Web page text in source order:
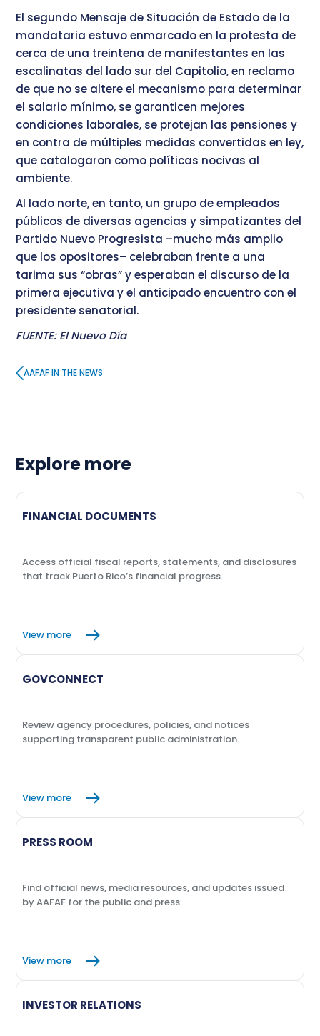
El segundo Mensaje de Situación de Estado de la
mandataria estuvo enmarcado en la protesta de
cerca de una treintena de manifestantes en las
escalinatas del lado sur del Capitolio, en reclamo
de que no se altere el mecanismo para determinar
el salario mínimo, se garanticen mejores
condiciones laborales, se protejan las pensiones y
en contra de múltiples medidas convertidas en ley,
que catalogaron como políticas nocivas al
ambiente.
Al lado norte, en tanto, un grupo de empleados
públicos de diversas agencias y simpatizantes del
Partido Nuevo Progresista –mucho más amplio
que los opositores– celebraban frente a una
tarima sus “obras” y esperaban el discurso de la
primera ejecutiva y el anticipado encuentro con el
presidente senatorial.
FUENTE: El Nuevo Día
AAFAF IN THE NEWS
Explore more
FINANCIAL DOCUMENTS
Access official fiscal reports, statements, and disclosures
that track Puerto Rico’s financial progress.
View more
GOVCONNECT
Review agency procedures, policies, and notices
supporting transparent public administration.
View more
PRESS ROOM
Find official news, media resources, and updates issued
by AAFAF for the public and press.
View more
INVESTOR RELATIONS